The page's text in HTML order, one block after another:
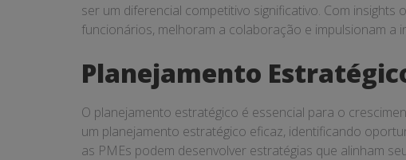
ser um diferencial competitivo significativo. Com
funcionários, melhoram a colaboração e impulsionam a
Planejamento
O planejamento estratégico é essencial para o
um planejamento estratégico eficaz, identificando
as PMEs podem desenvolver estratégias que alinham